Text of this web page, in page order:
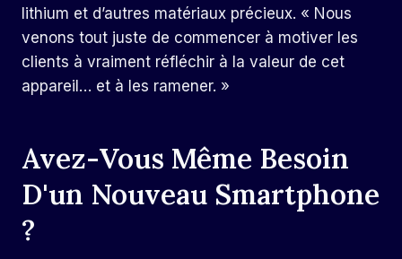
lithium et d’autres matériaux précieux. « Nous
venons tout juste de commencer à motiver les
clients à vraiment réfléchir à la valeur de cet
appareil… et à les ramener. »
Avez-Vous Même Besoin
D'un Nouveau Smartphone
?